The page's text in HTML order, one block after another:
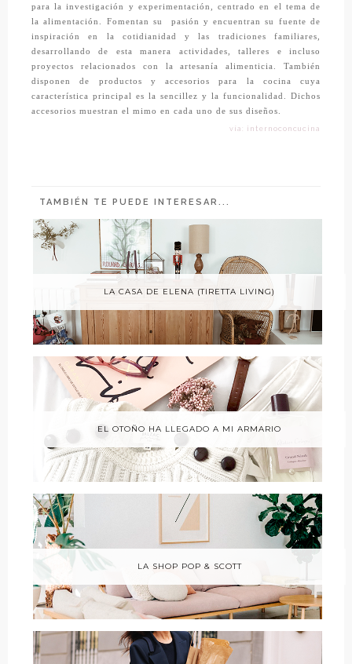
para la investigación y experimentación, centrado en el tema de
la alimentación. Fomentan su
pasión y encuentran su fuente de
inspiración en la cotidianidad y las tradiciones familiares,
desarrollando de esta manera actividades, talleres e incluso
proyectos relacionados con la artesanía alimenticia. También
disponen de productos y accesorios para la cocina cuya
característica principal es la sencillez y la funcionalidad. Dichos
accesorios muestran el mimo en cada uno de sus diseños.
vía: internoconcucina
TAMBIÉN TE PUEDE INTERESAR...
LA CASA DE ELENA (TIRETTA LIVING)
EL OTOÑO HA LLEGADO A MI ARMARIO
LA SHOP POP & SCOTT